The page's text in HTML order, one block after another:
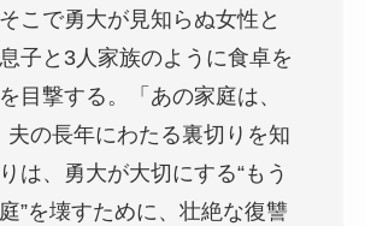
こで勇大が見知らぬ女性と
子と3人家族のように食卓を
目撃する。「あの家庭は、
の長年にわたる裏切りを知
は、勇大が大切にする“もう
”を壊すために、壮絶な復讐